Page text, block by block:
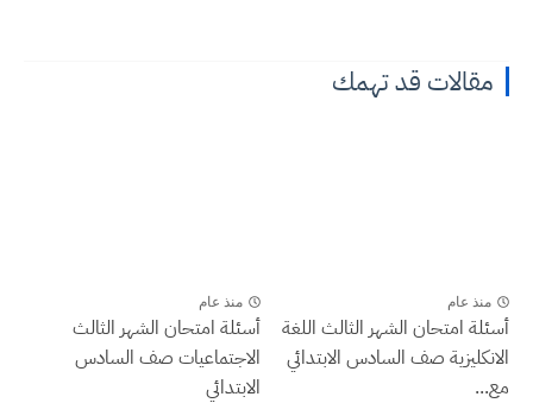
مقالات قد تهمك
منذ عام
أسئلة امتحان الشهر الثالث اللغة
الانكليزية صف السادس الابتدائي
مع...
منذ عام
أسئلة امتحان الشهر الثالث
الاجتماعيات صف السادس
الابتدائي